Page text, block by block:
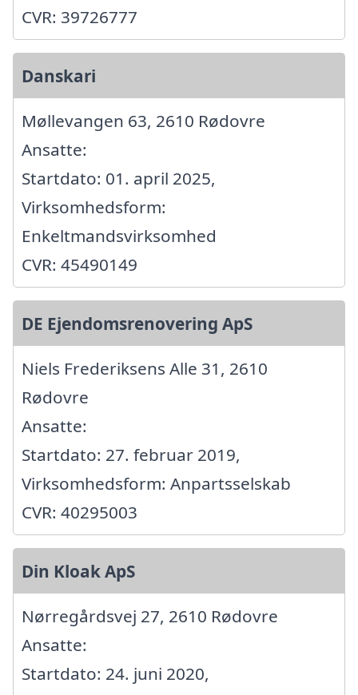
CVR: 39726777
Danskari
Møllevangen 63, 2610 Rødovre
Ansatte:
Startdato: 01. april 2025,
Virksomhedsform:
Enkeltmandsvirksomhed
CVR: 45490149
DE Ejendomsrenovering ApS
Niels Frederiksens Alle 31, 2610
Rødovre
Ansatte:
Startdato: 27. februar 2019,
Virksomhedsform: Anpartsselskab
CVR: 40295003
Din Kloak ApS
Nørregårdsvej 27, 2610 Rødovre
Ansatte:
Startdato: 24. juni 2020,